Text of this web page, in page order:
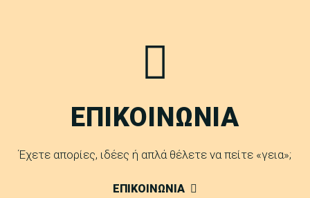
ΕΠΙΚΟΙΝΩΝΙΑ
Έχετε απορίες, ιδέες ή απλά θέλετε να πείτε «γεια»;
ΕΠΙΚΟΙΝΩΝΙΑ